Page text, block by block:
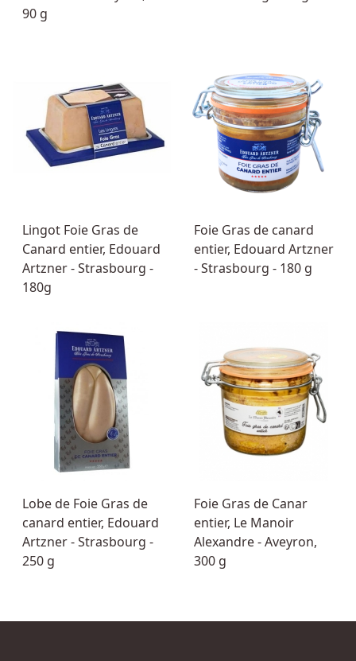
90 g
Lingot Foie Gras de
Canard entier, Edouard
Artzner - Strasbourg -
180g
Foie Gras de canard
entier, Edouard Artzner
- Strasbourg - 180 g
Lobe de Foie Gras de
canard entier, Edouard
Artzner - Strasbourg -
250 g
Foie Gras de Canar
entier, Le Manoir
Alexandre - Aveyron,
300 g